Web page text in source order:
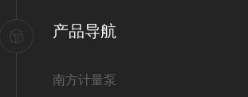
产品导航
南方计量泵